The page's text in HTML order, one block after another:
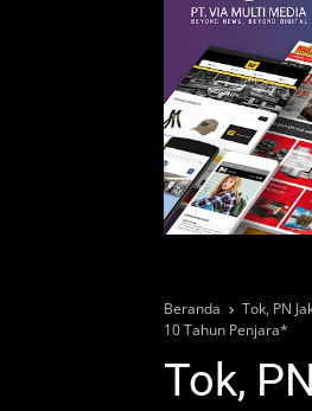
Beranda Tok, PN
10 Tahun Penjara*
Tok,